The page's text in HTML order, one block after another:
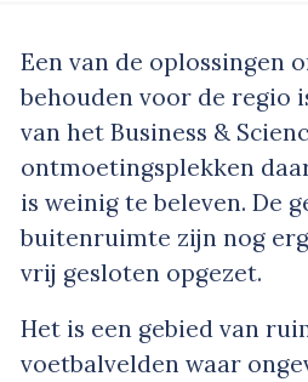
Een van de oplossingen
behouden voor de regio
van het Business &
ontmoetingsplekken
is weinig te beleven. De
buitenruimte zijn nog
vrij gesloten opgezet.
Het is een gebied van
voetbalvelden waar